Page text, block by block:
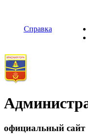
Справка
официальный сайт